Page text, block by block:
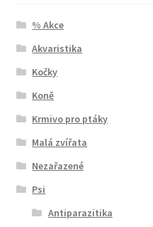
% Akce
Akvaristika
Kočky
Koně
Krmivo pro ptáky
Malá zvířata
Nezařazené
Psi
Antiparazitika